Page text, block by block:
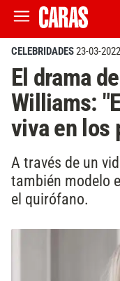
CELEBRIDADES23-03-
El drama
Williams:
viva en los
A través de un
también modelo
el quirófano.